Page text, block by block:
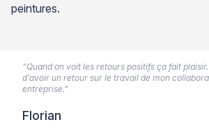
peintures.
“Quand on voit les retours positifs ça fait
d’avoir un retour sur le travail de mon
entreprise.”
Florian